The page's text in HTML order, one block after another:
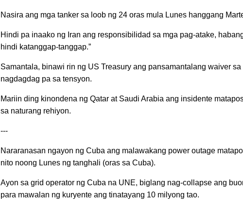
Nasira ang mga tanker sa loob ng 24 oras mula Lunes hanggang
Hindi pa inaako ng Iran ang responsibilidad sa mga pag-atake,
hindi katanggap-tanggap.”
Samantala, binawi rin ng US Treasury ang pansamantalang waiver
nagdagdag pa sa tensyon.
Mariin ding kinondena ng Qatar at Saudi Arabia ang insidente
sa naturang rehiyon.
---
Nararanasan ngayon ng Cuba ang malawakang power outage
nito noong Lunes ng tanghali (oras sa Cuba).
Ayon sa grid operator ng Cuba na UNE, biglang nag-collapse ang
para mawalan ng kuryente ang tinatayang 10 milyong tao.